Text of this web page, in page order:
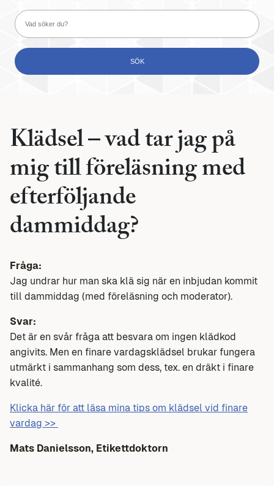
Klädsel – vad tar jag på
mig till föreläsning med
efterföljande
dammiddag?
Fråga:
Jag undrar hur man ska klä sig när en inbjudan kommit
till dammiddag (med föreläsning och moderator).
Svar:
Det är en svår fråga att besvara om ingen klädkod
angivits. Men en finare vardagsklädsel brukar fungera
utmärkt i sammanhang som dess, tex. en dräkt i finare
kvalité.
Klicka här för att läsa mina tips om klädsel vid finare
vardag >>
Mats Danielsson, Etikettdoktorn